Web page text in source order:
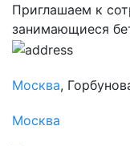
Приглашаем к
занимающиеся
Москва,
Москва